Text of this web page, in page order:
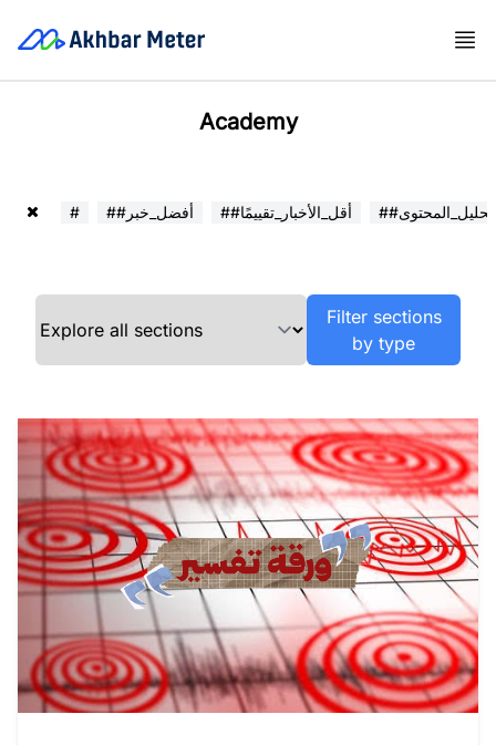
Academy
# ##أفضل_خبر ##أقل_الأخبار_تقييمًا ##تحليل_المحتوى
Filter sections
by type